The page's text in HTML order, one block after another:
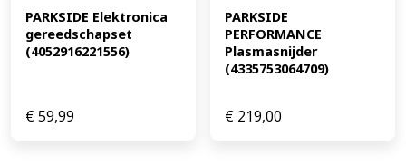
PARKSIDE Elektronica
gereedschapset
(4052916221556)
€59,99
PARKSIDE
PERFORMANCE
Plasmasnijder
(4335753064709)
€ 219,00